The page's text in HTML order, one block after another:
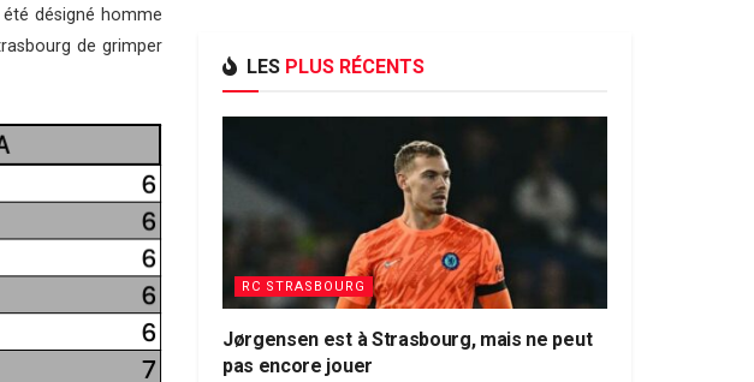
désigné homme
de grimper
LES PLUS RÉCENTS
RC STRASBOURG
Jørgensen est à Strasbourg, mais ne peut
pas encore jouer